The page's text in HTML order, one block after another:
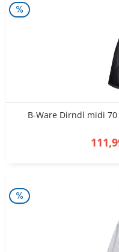
B-Ware Dirndl midi